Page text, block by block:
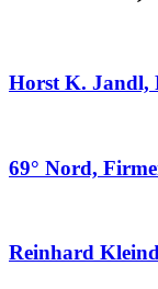
Horst K. Jandl,
69° Nord,
Reinhard